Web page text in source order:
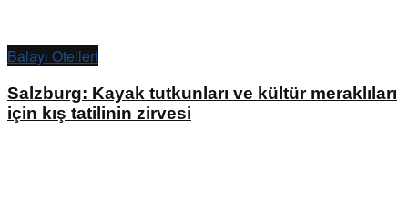
Balayı Otelleri
Salzburg: Kayak tutkunları ve kültür meraklıları
için kış tatilinin zirvesi